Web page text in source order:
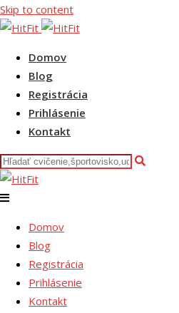
Skip to content
Domov
Blog
Registrácia
Prihlásenie
Kontakt
Domov
Blog
Registrácia
Prihlásenie
Kontakt